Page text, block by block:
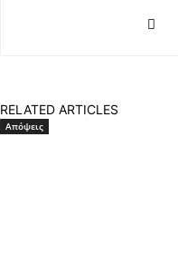
RELATED ARTICLES
Απόψεις